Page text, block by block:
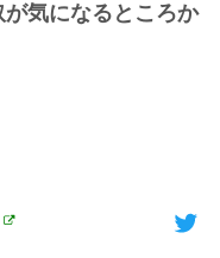
気になるところか